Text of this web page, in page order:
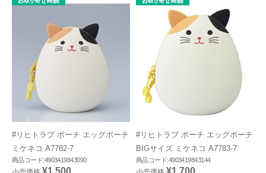
#リヒトラブ ポーチ エッグポーチ
ミケネコ A7782-7
商品コード:4903419843090
¥1,500
#リヒトラブ ポーチ エッグポーチ
BIGサイズ ミケネコ A7783-7
商品コード:4903419843144
¥1,700